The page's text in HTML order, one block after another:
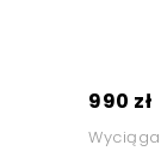
990 zł